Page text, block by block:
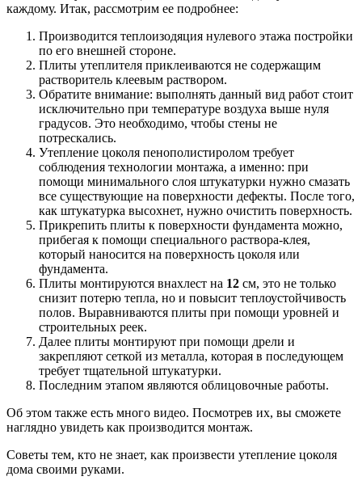
каждому. Итак, рассмотрим ее подробнее:
Производится теплоизодяция нулевого этажа постройки
по его внешней стороне.
Плиты утеплителя приклеиваются не содержащим
растворитель клеевым раствором.
Обратите внимание: выполнять данный вид работ стоит
исключительно при температуре воздуха выше нуля
градусов. Это необходимо, чтобы стены не
потрескались.
Утепление цоколя пенополистиролом требует
соблюдения технологии монтажа, а именно: при
помощи минимального слоя штукатурки нужно смазать
все существующие на поверхности дефекты. После того,
как штукатурка высохнет, нужно очистить поверхность.
Прикрепить плиты к поверхности фундамента можно,
прибегая к помощи специального раствора-клея,
который наносится на поверхность цоколя или
фундамента.
Плиты монтируются внахлест на 12 см, это не только
снизит потерю тепла, но и повысит теплоустойчивость
полов. Выравниваются плиты при помощи уровней и
строительных реек.
Далее плиты монтируют при помощи дрели и
закрепляют сеткой из металла, которая в последующем
требует тщательной штукатурки.
Последним этапом являются облицовочные работы.
Об этом также есть много видео. Посмотрев их, вы сможете
наглядно увидеть как производится монтаж.
Советы тем, кто не знает, как произвести утепление цоколя
дома своими руками.